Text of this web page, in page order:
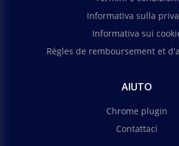
Informativa sulla
Informativa sui
Règles de remboursement et
AIUTO
Chrome plugin
Contattaci